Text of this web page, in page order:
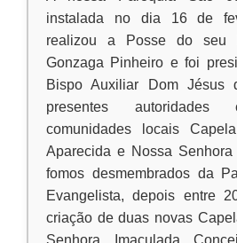
instalada no dia 16 de
realizou a Posse do seu
Gonzaga Pinheiro e foi
Bispo Auxiliar Dom Jésus
presentes autoridades
comunidades locais
Aparecida e Nossa
fomos desmembrados da
Evangelista, depois entre
criação de duas novas